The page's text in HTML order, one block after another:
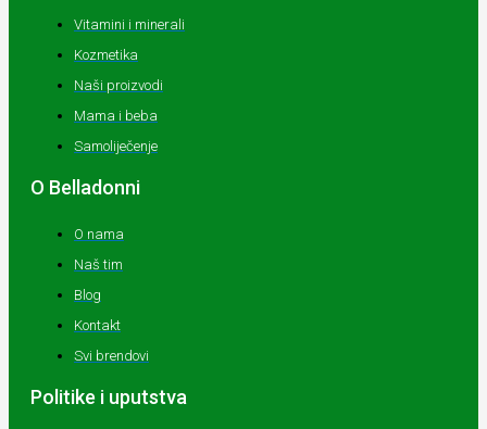
Vitamini i minerali
Kozmetika
Naši proizvodi
Mama i beba
Samoliječenje
O Belladonni
O nama
Naš tim
Blog
Kontakt
Svi brendovi
Politike i uputstva